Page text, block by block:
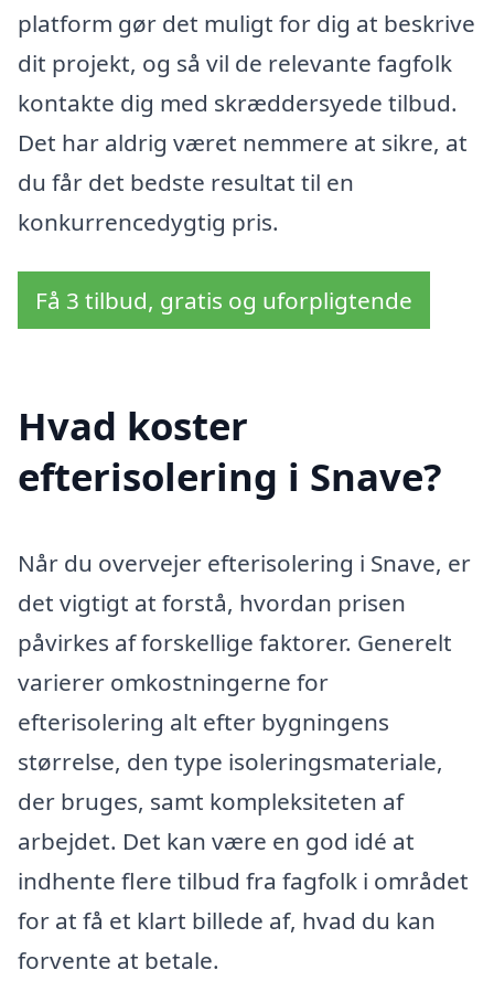
platform gør det muligt for dig at beskrive
dit projekt, og så vil de relevante fagfolk
kontakte dig med skræddersyede tilbud.
Det har aldrig været nemmere at sikre, at
du får det bedste resultat til en
konkurrencedygtig pris.
Få 3 tilbud, gratis og uforpligtende
Hvad koster
efterisolering i Snave?
Når du overvejer efterisolering i Snave, er
det vigtigt at forstå, hvordan prisen
påvirkes af forskellige faktorer. Generelt
varierer omkostningerne for
efterisolering alt efter bygningens
størrelse, den type isoleringsmateriale,
der bruges, samt kompleksiteten af
arbejdet. Det kan være en god idé at
indhente flere tilbud fra fagfolk i området
for at få et klart billede af, hvad du kan
forvente at betale.